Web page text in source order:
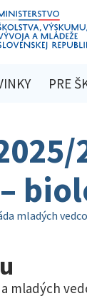
PRE
mladých
mladých